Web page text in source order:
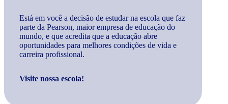
Está em você a decisão de estudar na escola que faz
parte da Pearson, maior empresa de educação do
mundo, e que acredita que a educação abre
oportunidades para melhores condições de vida e
carreira profissional.
Visite nossa escola!